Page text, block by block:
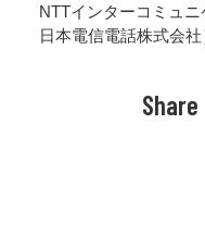
NTTインターコミュ
日本電信電話株式会社
Share